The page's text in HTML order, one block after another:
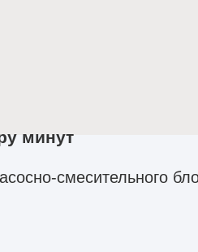
минут
смесительного